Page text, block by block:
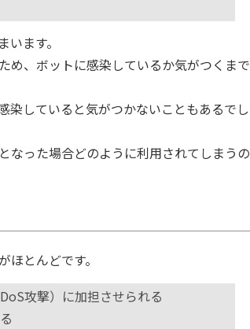
ます。
め、ボットに感染しているか気がつくまで
染していると気がつかないこともあるでし
なった場合どのように利用されてしまうの
とんどです。
攻撃）に加担させられる